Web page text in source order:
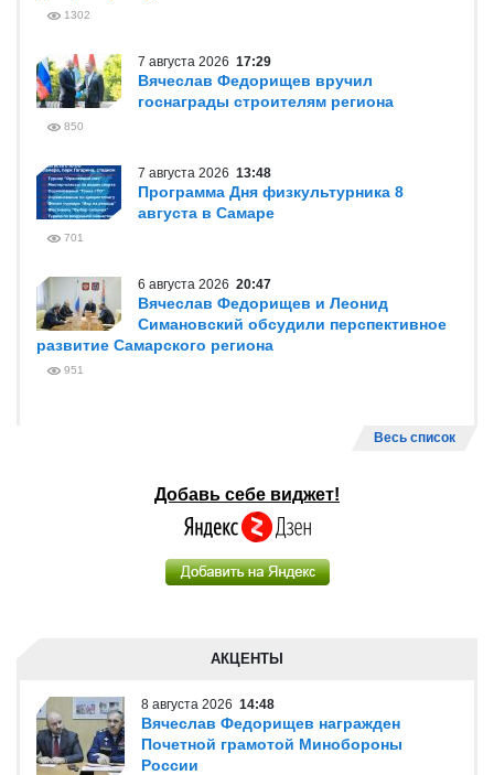
1302
7 августа 2026 17:29
Вячеслав Федорищев вручил
госнаграды строителям региона
850
7 августа 2026 13:48
Программа Дня физкультурника 8
августа в Самаре
701
6 августа 2026 20:47
Вячеслав Федорищев и Леонид
Симановский обсудили перспективное
развитие Самарского региона
951
Весь список
Добавь себе виджет!
АКЦЕНТЫ
8 августа 2026 14:48
Вячеслав Федорищев награжден
Почетной грамотой Минобороны
России